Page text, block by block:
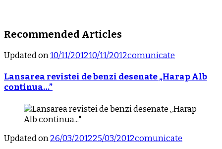
Recommended Articles
Updated on10/11/201210/11/2012comunicate
Lansarea revistei de benzi desenate „Harap Alb
continua…”
Updated on26/03/201225/03/2012comunicate